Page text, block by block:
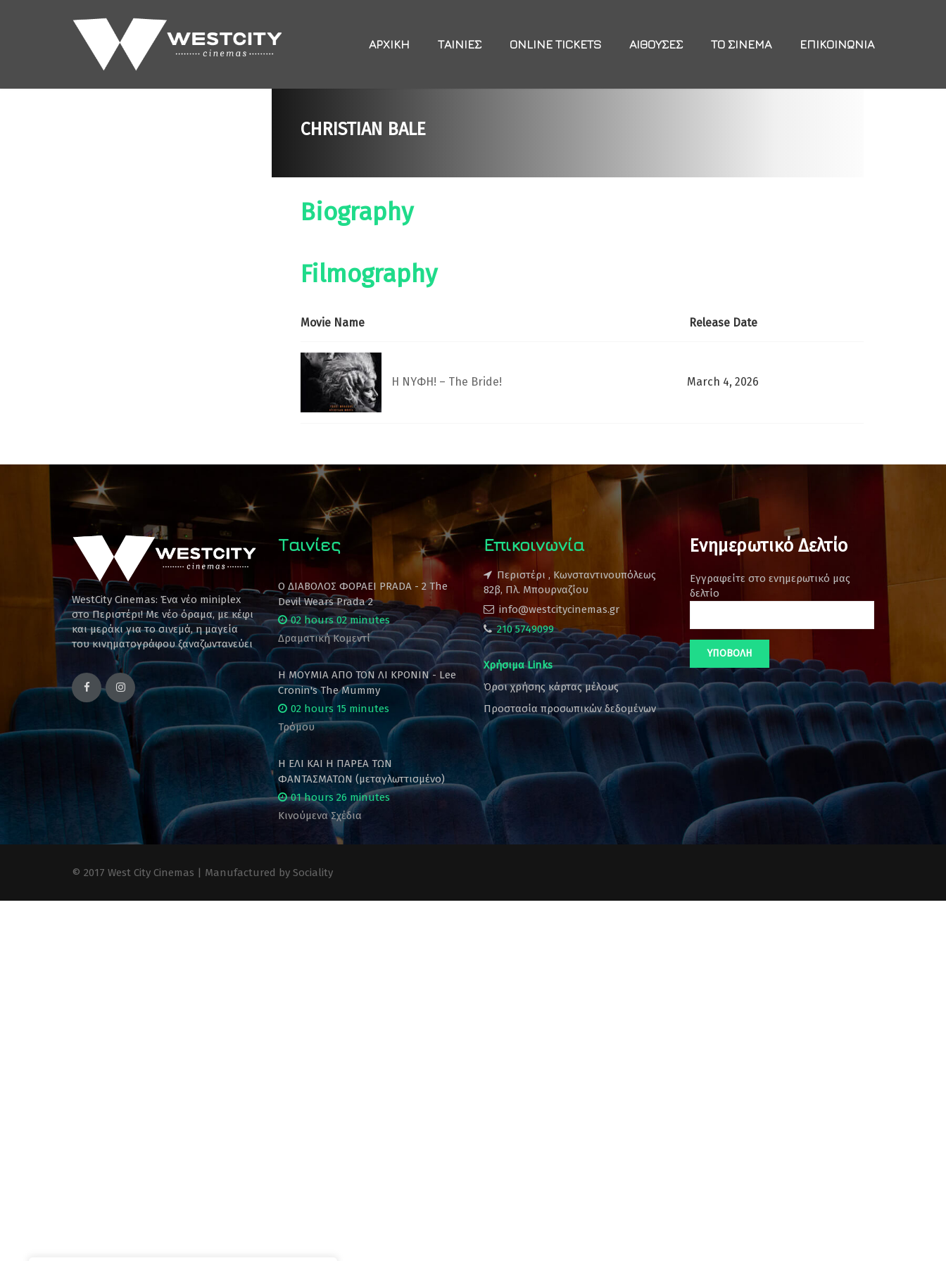
ΑΡΧΙΚΉ ΤΑΙΝΊΕΣ ONLINE TICKETS ΑΊΘΟΥΣΕΣ ΤΟ ΣΙΝΕΜΆ ΕΠΙΚΟΙΝΩΝΊΑ
CHRISTIAN BALE
Biography
Filmography
Movie Name Release Date
Η ΝΥΦΗ! – The Bride! March 4, 2026
WestCity Cinemas: Ένα νέο miniplex
στο Περιστέρι! Mε νέο όραμα, με κέφι
και μεράκι για το σινεμά, η μαγεία
του κινηματογράφου ξαναζωντανεύει
Ταινίες
Ο ΔΙΑΒΟΛΟΣ ΦΟΡΑΕΙ PRADA - 2 The
Devil Wears Prada 2
02 hours 02 minutes
Δραματική Κομεντί
Η ΜΟΥΜΙΑ ΑΠΟ ΤΟΝ ΛΙ ΚΡΟΝΙΝ - Lee
Cronin's The Mummy
02 hours 15 minutes
Τρόμου
Η ΕΛΙ ΚΑΙ Η ΠΑΡΕΑ ΤΩΝ
ΦΑΝΤΑΣΜΑΤΩΝ (μεταγλωττισμένο)
01 hours 26 minutes
Κινούμενα Σχέδια
Επικοινωνία
Περιστέρι , Κωνσταντινουπόλεως
82β, Πλ. Μπουρναζίου
info@westcitycinemas.gr
210 5749099
Χρήσιμα Links
Όροι χρήσης κάρτας μέλους
Προστασία προσωπικών δεδομένων
Ενημερωτικό Δελτίο
Εγγραφείτε στο ενημερωτικό μας
δελτίο
© 2017 West City Cinemas | Manufactured by Sociality